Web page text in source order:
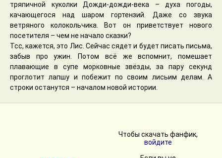
тряпичной куколки Дожди-дожди-века – духа погоды,
качающегося над шаром гортензий. Даже со звука
ветряного колокольчика. Вот он приветствует нового
посетителя – чем не начало сказки?
Тсс, кажется, это Лис. Сейчас сядет и будет писать письма,
забыв про ужин. Потом всё же вспомнит, помешает
плавающие в супе морковные звёзды, за пару секунд
проглотит лапшу и побежит по своим лисьим делам. А
строки останутся – началом новой истории.
Чтобы скачать фанфик,
войдите